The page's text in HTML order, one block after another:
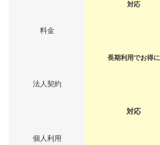
対応
料金
長期利用でお得に
法人契約
対応
個人利用